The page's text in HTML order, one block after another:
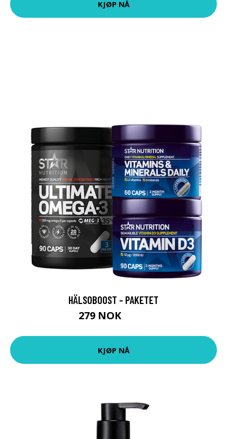
KJØP NÅ
HÄLSOBOOST - PAKETET
279 NOK
KJØP NÅ